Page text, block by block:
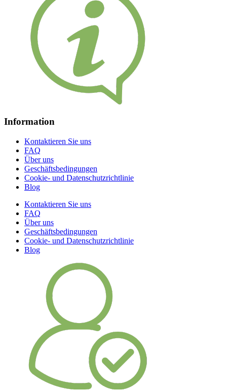
Information
Kontaktieren Sie uns
FAQ
Über uns
Geschäftsbedingungen
Cookie- und Datenschutzrichtlinie
Blog
Kontaktieren Sie uns
FAQ
Über uns
Geschäftsbedingungen
Cookie- und Datenschutzrichtlinie
Blog